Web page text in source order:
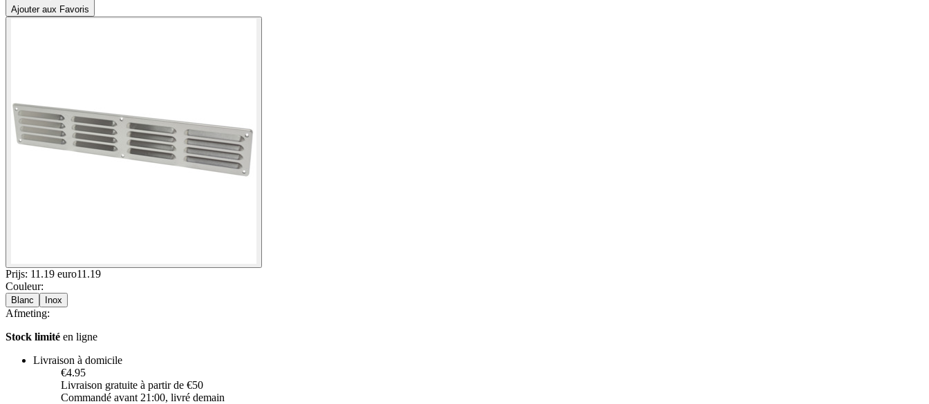
Ajouter aux Favoris
Prijs: 11.19 euro11 .19
Couleur:
Blanc Inox
Afmeting:
Stock limité en ligne
Livraison à domicile
€4.95
Livraison gratuite à partir de €50
Commandé avant 21:00, livré demain